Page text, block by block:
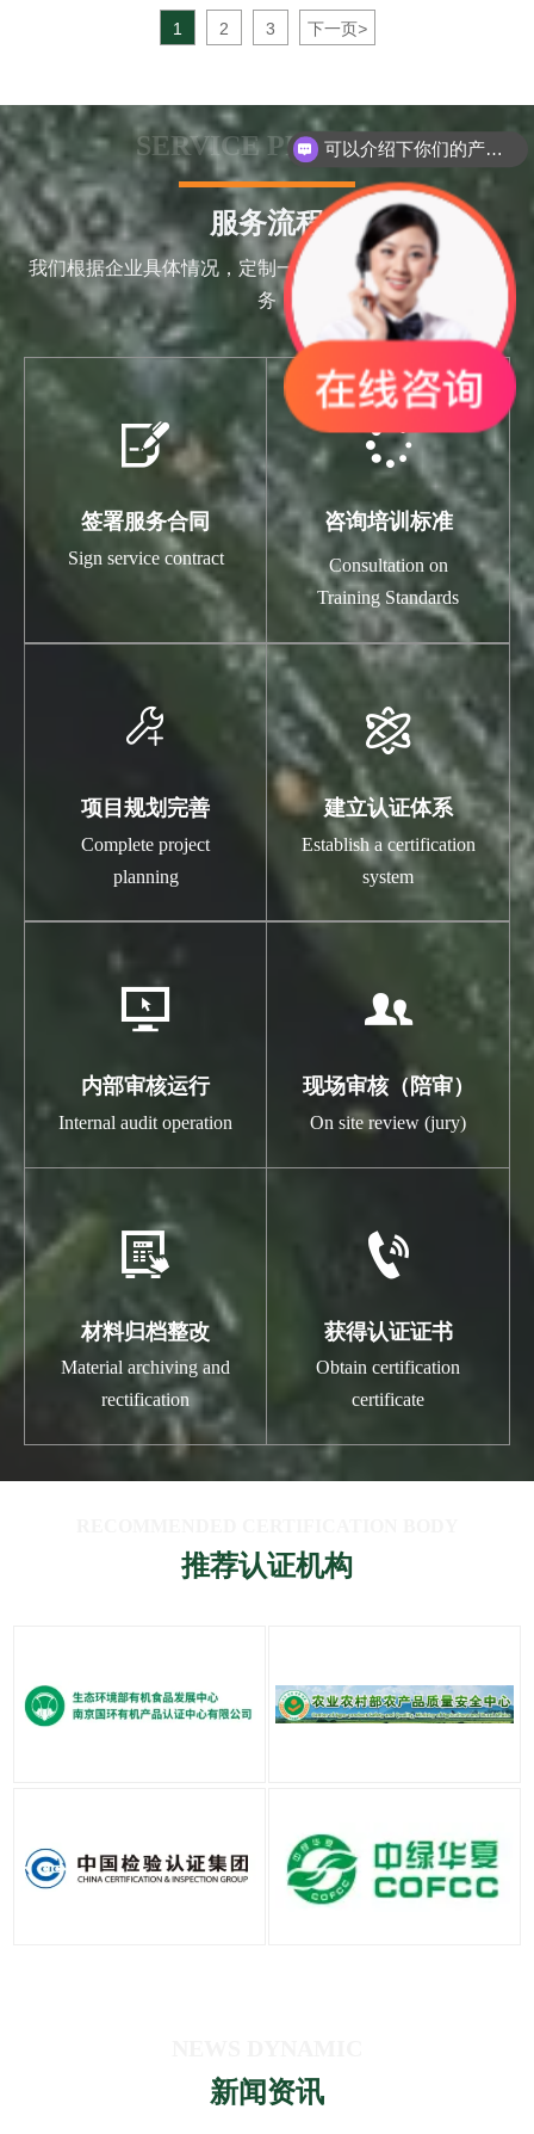
1 2 3 下一页>
SERVICE PROCESS
服务流程
我们根据企业具体情况，定制一对一辅导方案，一站式服
务

签署服务合同
Sign service contract

咨询培训标准
Consultation on
Training Standards

项目规划完善
Complete project
planning

建立认证体系
Establish a certification
system

内部审核运行
Internal audit operation

现场审核（陪审）
On site review (jury)

材料归档整改
Material archiving and
rectification

获得认证证书
Obtain certification
certificate
推荐认证机构
新闻资讯
可以介绍下你们的产品么